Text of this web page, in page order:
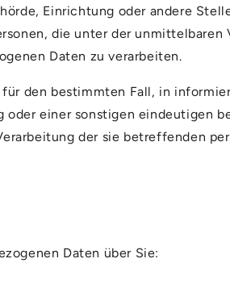
Einrichtung oder andere
die unter der
Daten zu verarbeiten.
den bestimmten Fall, in
oder einer sonstigen eindeutigen
der sie betreffenden
Daten über Sie: